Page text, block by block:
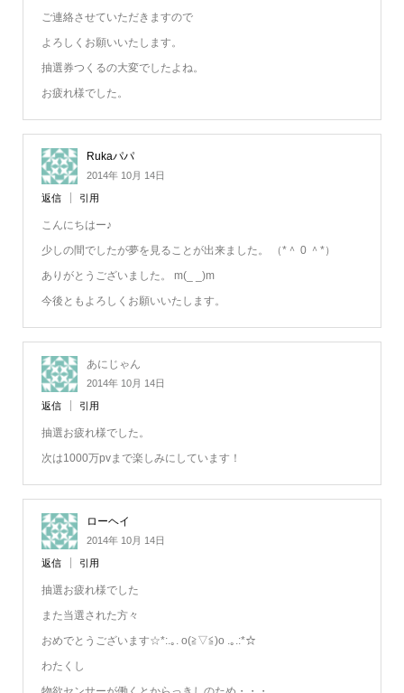
ご連絡させていただきますので
よろしくお願いいたします。
抽選券つくるの大変でしたよね。
お疲れ様でした。
Rukaパパ
2014年 10月 14日
返信 引用
こんにちはー♪
少しの間でしたが夢を見ることが出来ました。 （*＾ 0 ＾*）
ありがとうございました。 m(_ _)m
今後ともよろしくお願いいたします。
あにじゃん
2014年 10月 14日
返信 引用
抽選お疲れ様でした。
次は1000万pvまで楽しみにしています！
ローヘイ
2014年 10月 14日
返信 引用
抽選お疲れ様でした
また当選された方々
おめでとうございます☆*:.｡. o(≧▽≦)o .｡.:*☆
わたくし